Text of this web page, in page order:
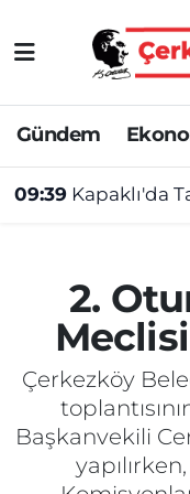
Gündem
09:39 Kapaklı'da
2.
Çerkezköy
Başkanvekili
Asayiş
Ekonomi
Gündem
Manşet
SAĞLIK
Spor
Tekirdağ
Tekirdağ
Tekirdağ
Tekirdağ
Süper Lig
Tüm
Son Dakika
Haber Arşivi